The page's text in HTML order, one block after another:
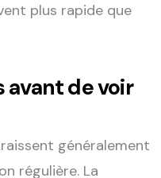
plus rapide que
de voir
généralement
régulière. La